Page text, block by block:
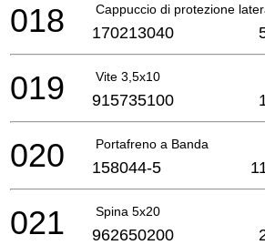
Cappuccio di protezione
018 170213040
Vite 3,5x10
019 915735100
Portafreno a Banda
020 158044-5
Spina 5x20
021 962650200